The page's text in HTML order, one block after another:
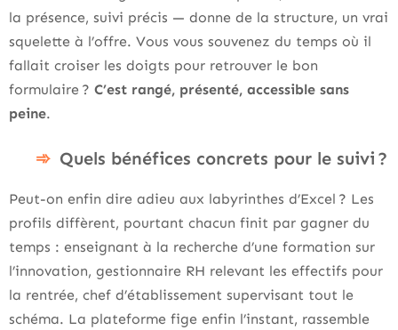
la présence, suivi précis — donne de la structure, un vrai
squelette à l’offre. Vous vous souvenez du temps où il
fallait croiser les doigts pour retrouver le bon
formulaire ? C’est rangé, présenté, accessible sans
peine.
Quels bénéfices concrets pour le suivi ?
Peut-on enfin dire adieu aux labyrinthes d’Excel ? Les
profils diffèrent, pourtant chacun finit par gagner du
temps : enseignant à la recherche d’une formation sur
l’innovation, gestionnaire RH relevant les effectifs pour
la rentrée, chef d’établissement supervisant tout le
schéma. La plateforme fige enfin l’instant, rassemble